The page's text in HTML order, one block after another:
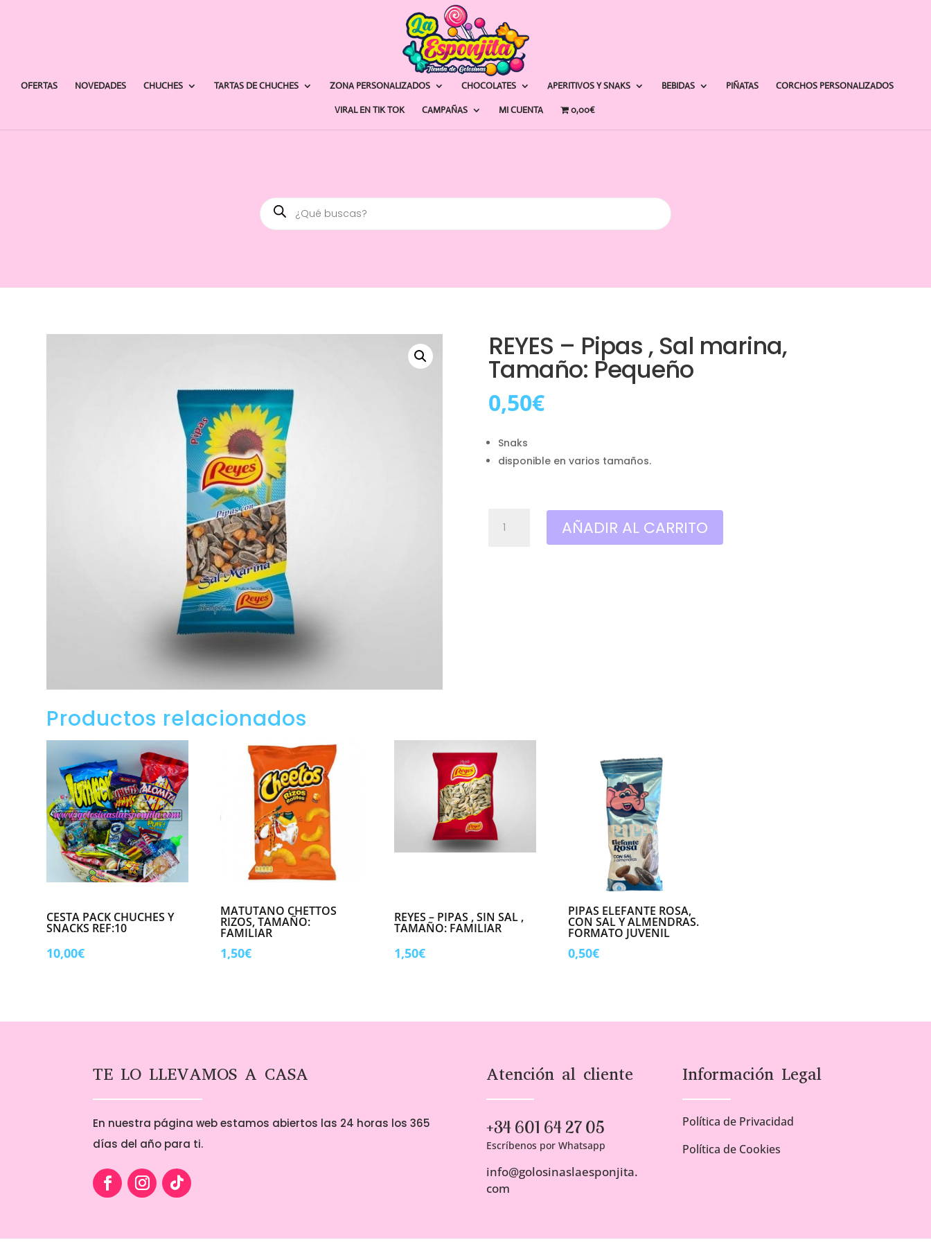
OFERTAS NOVEDADES CHUCHES TARTAS DE CHUCHES ZONA PERSONALIZADOS CHOCOLATES APERITIVOS Y SNAKS BEBIDAS PIÑATAS CORCHOS PERSONALIZADOS
VIRAL EN TIK TOK CAMPAÑAS MI CUENTA 0,00€
Búsqueda
de
productos
REYES – Pipas , Sal marina,
Tamaño: Pequeño
0,50€
Snaks
disponible en varios tamaños.
AÑADIR AL CARRITO
Productos relacionados
CESTA PACK CHUCHES Y
SNACKS REF:10
10,00€
MATUTANO CHETTOS
RIZOS, TAMAÑO:
FAMILIAR
1,50€
REYES – PIPAS , SIN SAL ,
TAMAÑO: FAMILIAR
1,50€
PIPAS ELEFANTE ROSA,
CON SAL Y ALMENDRAS.
FORMATO JUVENIL
0,50€
TE LO LLEVAMOS A CASA
En nuestra página web estamos abiertos las 24 horas los 365
días del año para ti.
Atención al cliente
+34 601 64 27 05
Escríbenos por Whatsapp
info@golosinaslaesponjita.
com
Información Legal
Política de Privacidad
Política de Cookies